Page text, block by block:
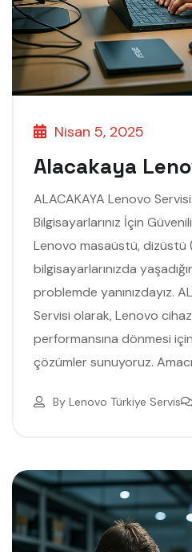
Nisan 5, 2025
Alacakaya
ALACAKAYA Lenovo
Bilgisayarlarınız İçin
Lenovo masaüstü,
bilgisayarlarınızda
problemde yanınızdayız.
Servisi olarak, Lenovo
performansına dönmesi
çözümler sunuyoruz.
By Lenovo Türkiye Servis